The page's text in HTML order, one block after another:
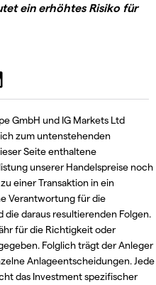
ein erhöhtes Risiko für
GmbH und IG Markets Ltd
zum untenstehenden
Seite enthaltene
unserer Handelspreise noch
einer Transaktion in ein
Verantwortung für die
daraus resultierenden Folgen.
für die Richtigkeit oder
Folglich trägt der Anleger
Anlageentscheidungen. Jede
das Investment spezifischer